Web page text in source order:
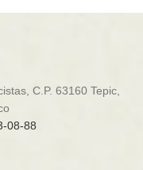
C.P. 63160 Tepic,
08-88